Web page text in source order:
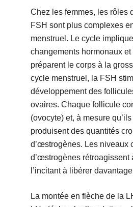
Chez les femmes, les rôles
FSH sont plus complexes
menstruel. Le cycle
changements hormonaux et
préparent le corps à la
cycle menstruel, la FSH
développement des
ovaires. Chaque follicule
(ovocyte) et, à mesure
produisent des quantités
d’œstrogènes. Les niveaux
d’œstrogènes rétroagissent
l’incitant à libérer
La montée en flèche de la